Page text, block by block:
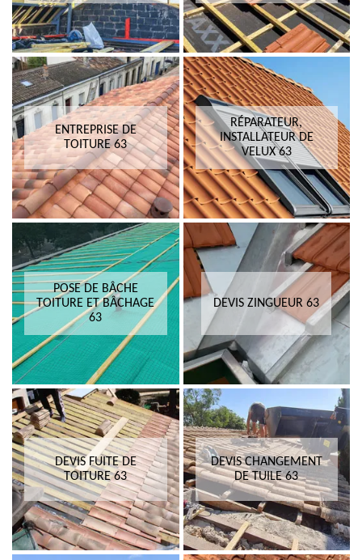
ENTREPRISE DE
TOITURE 63
RÉPARATEUR,
INSTALLATEUR DE
VELUX 63
POSE DE BÂCHE
TOITURE ET BÂCHAGE
63
DEVIS ZINGUEUR 63
DEVIS FUITE DE
TOITURE 63
DEVIS CHANGEMENT
DE TUILE 63